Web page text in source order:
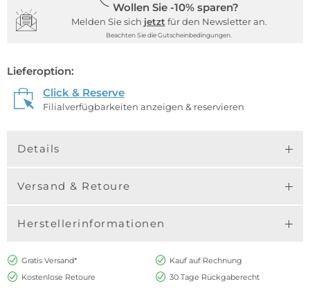
Wollen Sie -10% sparen?
Melden Sie sich jetzt für den Newsletter an.
Beachten Sie die Gutscheinbedingungen.
Lieferoption:
Click & Reserve
Filialverfügbarkeiten anzeigen & reservieren
Details
Versand & Retoure
Herstellerinformationen
Gratis Versand*
Kauf auf Rechnung
Kostenlose Retoure
30 Tage Rückgaberecht